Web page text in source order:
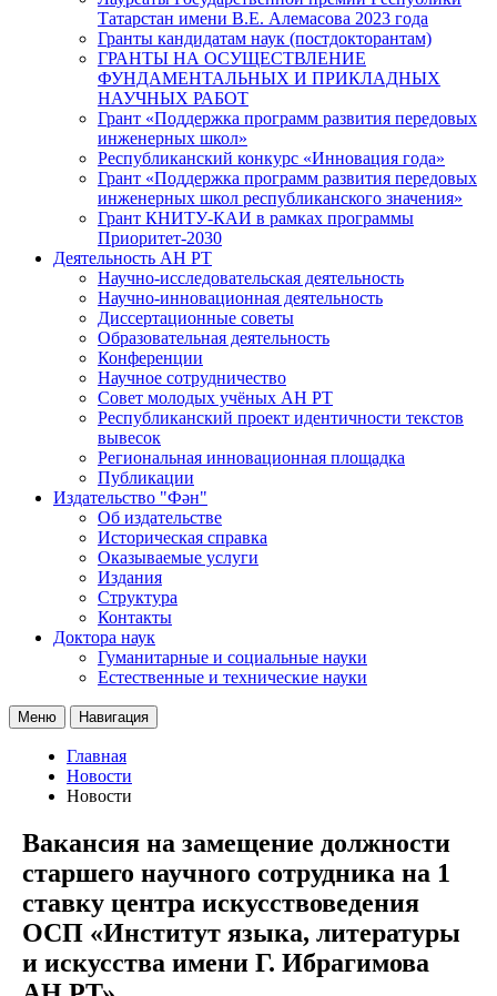
Татарстан имени В.Е. Алемасова 2023 года
Гранты кандидатам наук (постдокторантам)
ГРАНТЫ НА ОСУЩЕСТВЛЕНИЕ
ФУНДАМЕНТАЛЬНЫХ И ПРИКЛАДНЫХ
НАУЧНЫХ РАБОТ
Грант «Поддержка программ развития передовых
инженерных школ»
Республиканский конкурс «Инновация года»
Грант «Поддержка программ развития передовых
инженерных школ республиканского значения»
Грант КНИТУ-КАИ в рамках программы
Приоритет-2030
Деятельность АН РТ
Научно-исследовательская деятельность
Научно-инновационная деятельность
Диссертационные советы
Образовательная деятельность
Конференции
Научное сотрудничество
Совет молодых учёных АН РТ
Республиканский проект идентичности текстов
вывесок
Региональная инновационная площадка
Публикации
Издательство "Фән"
Об издательстве
Историческая справка
Оказываемые услуги
Издания
Структура
Контакты
Доктора наук
Гуманитарные и социальные науки
Естественные и технические науки
Меню Навигация
Главная
Новости
Новости
Вакансия на замещение должности
старшего научного сотрудника на 1
ставку центра искусствоведения
ОСП «Институт языка, литературы
и искусства имени Г. Ибрагимова